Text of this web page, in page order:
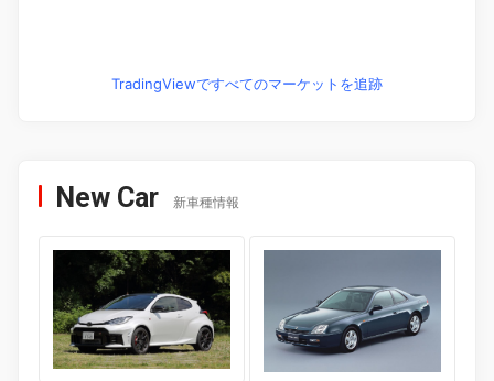
TradingViewですべてのマーケットを追跡
New Car 新車種情報